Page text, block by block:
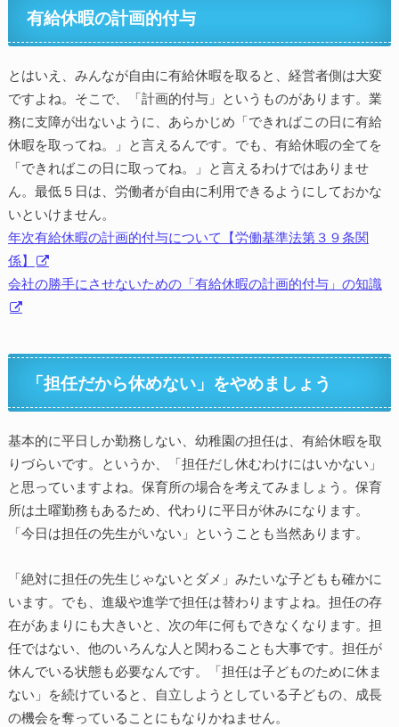
有給休暇の計画的付与
とはいえ、みんなが自由に有給休暇を取ると、経営者側は大変
ですよね。そこで、「計画的付与」というものがあります。業
務に支障が出ないように、あらかじめ「できればこの日に有給
休暇を取ってね。」と言えるんです。でも、有給休暇の全てを
「できればこの日に取ってね。」と言えるわけではありませ
ん。最低５日は、労働者が自由に利用できるようにしておかな
いといけません。
年次有給休暇の計画的付与について【労働基準法第３９条関
係】
会社の勝手にさせないための「有給休暇の計画的付与」の知識
「担任だから休めない」をやめましょう
基本的に平日しか勤務しない、幼稚園の担任は、有給休暇を取
りづらいです。というか、「担任だし休むわけにはいかない」
と思っていますよね。保育所の場合を考えてみましょう。保育
所は土曜勤務もあるため、代わりに平日が休みになります。
「今日は担任の先生がいない」ということも当然あります。
「絶対に担任の先生じゃないとダメ」みたいな子どもも確かに
います。でも、進級や進学で担任は替わりますよね。担任の存
在があまりにも大きいと、次の年に何もできなくなります。担
任ではない、他のいろんな人と関わることも大事です。担任が
休んでいる状態も必要なんです。「担任は子どものために休ま
ない」を続けていると、自立しようとしている子どもの、成長
の機会を奪っていることにもなりかねません。